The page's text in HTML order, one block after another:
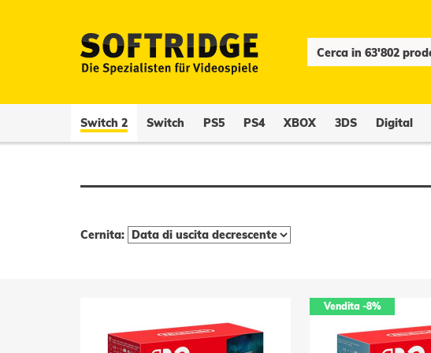
Switch 2 Switch PS5 PS4 XBOX 3DS Digital
Cernita:
Vendita -8%